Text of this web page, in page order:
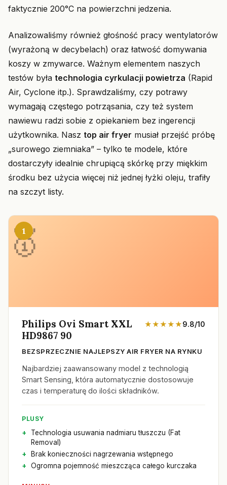
faktycznie 200°C na powierzchni jedzenia.
Analizowaliśmy również głośność pracy wentylatorów
(wyrażoną w decybelach) oraz łatwość domywania
koszy w zmywarce. Ważnym elementem naszych
testów była technologia cyrkulacji powietrza (Rapid
Air, Cyclone itp.). Sprawdzaliśmy, czy potrawy
wymagają częstego potrząsania, czy też system
nawiewu radzi sobie z opiekaniem bez ingerencji
użytkownika. Nasz top air fryer musiał przejść próbę
„surowego ziemniaka” – tylko te modele, które
dostarczyły idealnie chrupiącą skórkę przy miękkim
środku bez użycia więcej niż jednej łyżki oleju, trafiły
na szczyt listy.
1
Philips Ovi Smart XXL
HD9867 90
★★★★★9.8/10
BEZSPRZECZNIE NAJLEPSZY AIR FRYER NA RYNKU
Najbardziej zaawansowany model z technologią
Smart Sensing, która automatycznie dostosowuje
czas i temperaturę do ilości składników.
PLUSY
Technologia usuwania nadmiaru tłuszczu (Fat
Removal)
Brak konieczności nagrzewania wstępnego
Ogromna pojemność mieszcząca całego kurczaka